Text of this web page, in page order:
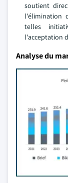
soutient
l'élimination
telles
l'acceptation
Analyse du